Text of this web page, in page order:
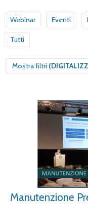
Webinar Eventi
Tutti
Mostra filtri
Manutenzione